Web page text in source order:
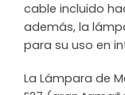
cable incluido
además, la
para su uso en
La Lámpara de